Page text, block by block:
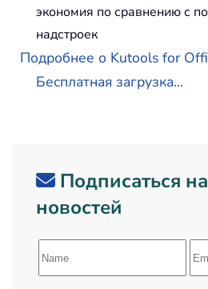
экономия по сравнению с
надстроек
Подробнее о Kutools for
Бесплатная загрузка...
Подписаться
новостей